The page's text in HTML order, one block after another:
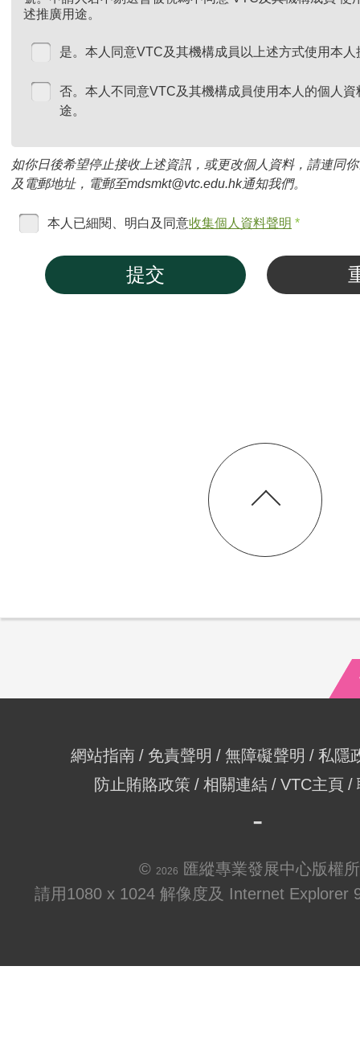
述推廣用途。
是。本人同意VTC及其機構成員以上述方式使用本
否。本人不同意VTC及其機構成員使用本人的個人
途。
如你日後希望停止接收上述資訊，或更改個人資料，請連同
及電郵地址，電郵至mdsmkt@vtc.edu.hk通知我們。
本人已細閱、明白及同意收集個人資料聲明 *
提交
網站指南 免責聲明 無障礙聲明
私隱
防止賄賂政策
相關連結 VTC主頁
© 2026
匯縱專業發展中心版權
請用1080 x 1024 解像度及 Internet Explorer